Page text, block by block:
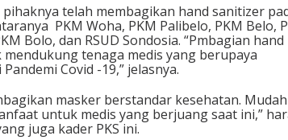
d
a
n
R
S
D
S
o
telah membagikan hand sanitizer
PKM Woha, PKM Palibelo, PKM Belo,
Bolo, dan RSUD Sondosia. “Pmbagian hand
tenaga medis yang berupaya
Covid -19,” jelasnya.
masker berstandar kesehatan.
untuk medis yang berjuang saat ini,”
juga kader PKS ini.